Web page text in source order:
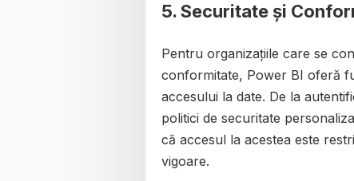
5. Securitate și
Pentru organizațiile care se
conformitate, Power BI oferă
accesului la date. De la
politici de securitate
că accesul la acestea este
vigoare.